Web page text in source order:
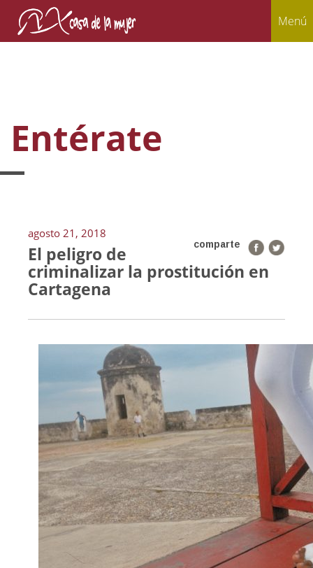
Menú
Entérate
agosto 21, 2018
comparte
El peligro de
criminalizar la prostitución en
Cartagena